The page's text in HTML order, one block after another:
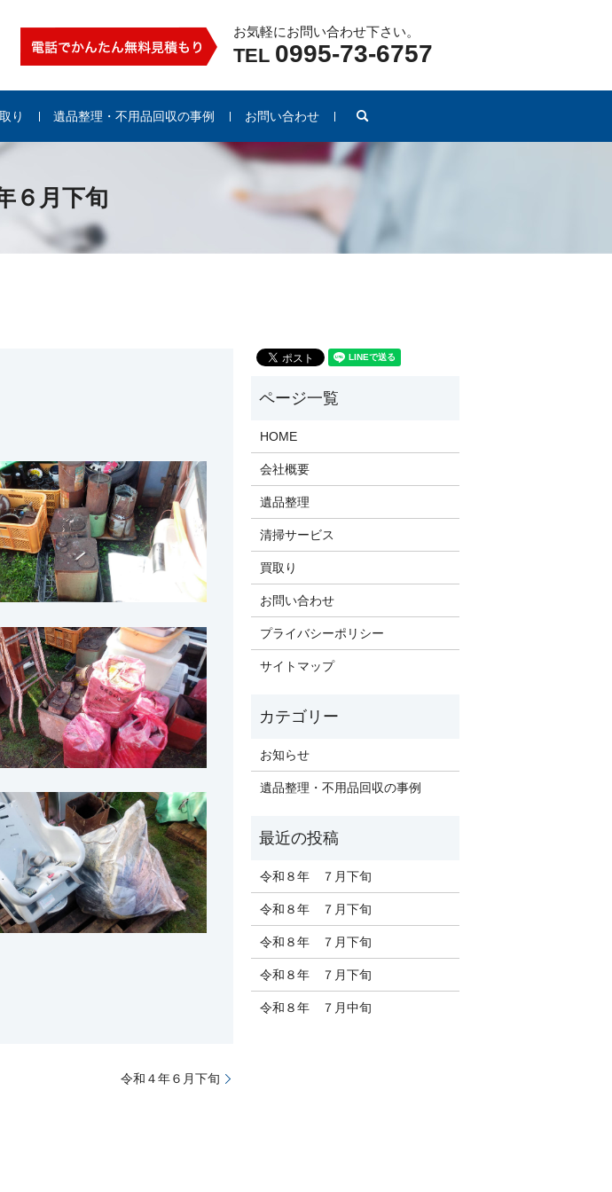
お気軽にお問い合わせ下さい。
TEL 0995-73-6757
り 遺品整理・不用品回収の事例 お問い合わせ
６月下旬
令和４年６月下旬
HOME
会社概要
遺品整理
清掃サービス
買取り
お問い合わせ
プライバシーポリシー
サイトマップ
お知らせ
遺品整理・不用品回収の事例
令和８年 ７月下旬
令和８年 ７月下旬
令和８年 ７月下旬
令和８年 ７月下旬
令和８年 ７月中旬